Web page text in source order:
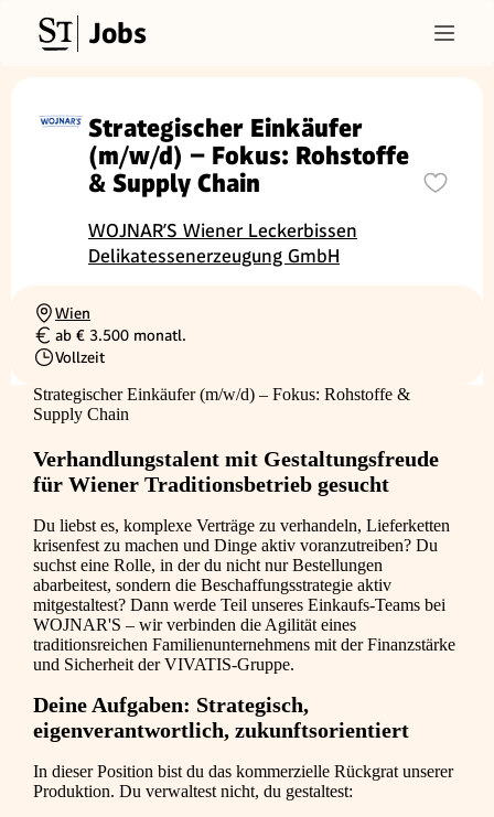
Jobs
Strategischer Einkäufer
(m/w/d) – Fokus: Rohstoffe
& Supply Chain
WOJNAR’S Wiener Leckerbissen
Delikatessenerzeugung GmbH
Ortschaft
Wien
Gehalt
ab € 3.500 monatl.
Beschäftigungsart
Vollzeit
Strategischer Einkäufer (m/w/d) – Fokus: Rohstoffe &
Supply Chain
Verhandlungstalent mit Gestaltungsfreude
für Wiener Traditionsbetrieb gesucht
Du liebst es, komplexe Verträge zu verhandeln, Lieferketten
krisenfest zu machen und Dinge aktiv voranzutreiben? Du
suchst eine Rolle, in der du nicht nur Bestellungen
abarbeitest, sondern die Beschaffungsstrategie aktiv
mitgestaltest? Dann werde Teil unseres Einkaufs-Teams bei
WOJNAR'S – wir verbinden die Agilität eines
traditionsreichen Familienunternehmens mit der Finanzstärke
und Sicherheit der VIVATIS-Gruppe.
Deine Aufgaben: Strategisch,
eigenverantwortlich, zukunftsorientiert
In dieser Position bist du das kommerzielle Rückgrat unserer
Produktion. Du verwaltest nicht, du gestaltest: